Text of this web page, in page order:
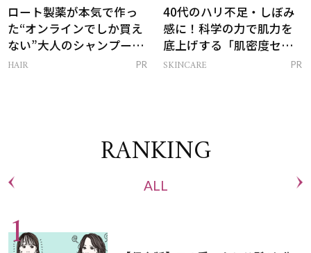
ロート製薬が本気で作っ
た“オンラインでしか買え
ない”大人のシャンプー＆
トリートメントって？
HAIR PR
40代のハリ不足・しぼみ
感に！科学の力で肌力を
底上げする「肌密度セラ
ム」
SKINCARE PR
RANKING
ALL